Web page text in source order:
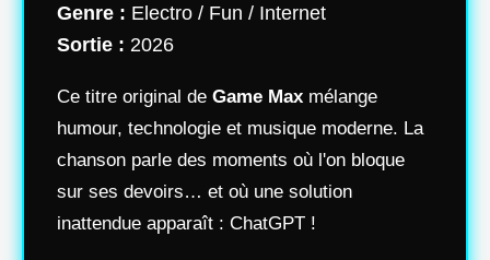
Genre : Electro / Fun / Internet
Sortie : 2026
Ce titre original de Game Max mélange
humour, technologie et musique moderne. La
chanson parle des moments où l'on bloque
sur ses devoirs… et où une solution
inattendue apparaît : ChatGPT !